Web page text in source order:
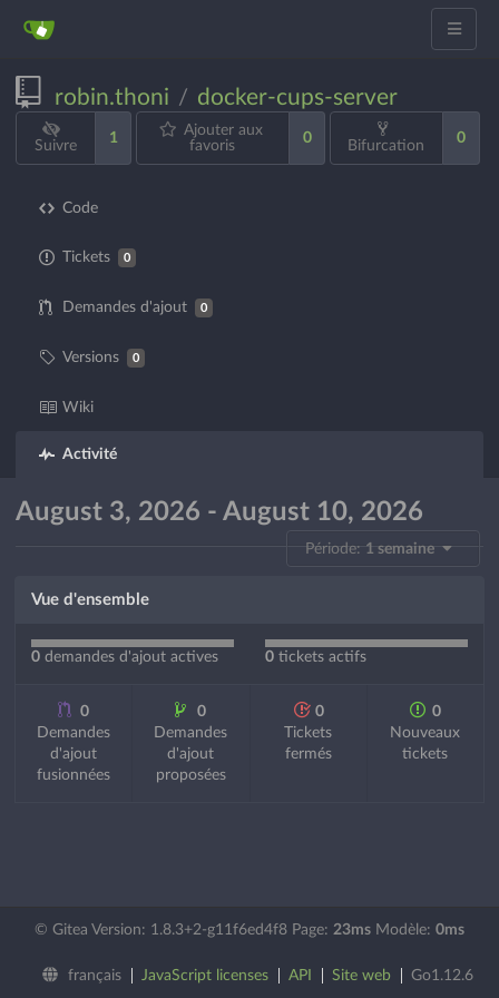
robin.thoni / docker-cups-server
Suivre
1
Ajouter aux
favoris
0
Bifurcation
0
Code
Tickets 0
Demandes d'ajout 0
Versions 0
Wiki
Activité
August 3, 2026 - August 10, 2026
Période:1 semaine
Vue d'ensemble
0 demandes d'ajout actives 0 tickets actifs
0
Demandes
d'ajout
fusionnées
0
Demandes
d'ajout
proposées
0
Tickets
fermés
0
Nouveaux
tickets
© Gitea Version: 1.8.3+2-g11f6ed4f8 Page: 23ms Modèle: 0ms
français JavaScript licenses API Site web Go1.12.6